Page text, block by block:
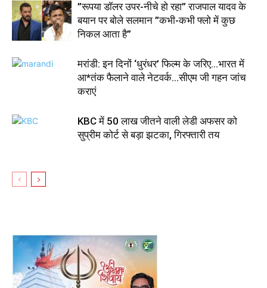
”रूपया डॉलर उपर-नीचे हो रहा” राजपाल यादव के
बयान पर बोले सलमान ”कभी-कभी फ्लो में कुछ
निकल आता है”
मरांडी: इन दिनों ‘धुरंधर’ फिल्म के जरिए…भारत में
आ*तंक फैलाने वाले नेटवर्क…सीएम जी गहन जांच
कराएं
KBC में 50 लाख जीतने वाली लेडी अफसर को
सुप्रीम कोर्ट से बड़ा झटका, गिरफ्तारी तय